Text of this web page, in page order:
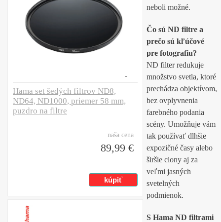
Hama set šedých filtrov ND8,
ND64, ND1000, priemer 58 mm,
puzdro na filtre
naša cena
89,99 €
neboli možné.
Čo sú ND filtre a
prečo sú kľúčové
pre fotografiu?
ND filter redukuje
množstvo svetla, ktoré
prechádza objektívom,
bez ovplyvnenia
farebného podania
scény. Umožňuje vám
tak používať dlhšie
expozičné časy alebo
širšie clony aj za
veľmi jasných
svetelných
podmienok.
S Hama ND filtrami